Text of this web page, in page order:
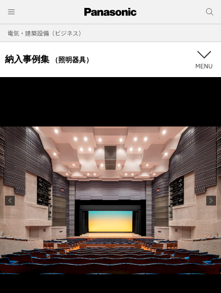
電気・建築設備（ビジネス）
納入事例集 （照明器具）